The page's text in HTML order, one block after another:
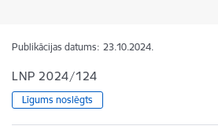
Publikācijas datums: 23.10.2024.
LNP 2024/124
Līgums noslēgts